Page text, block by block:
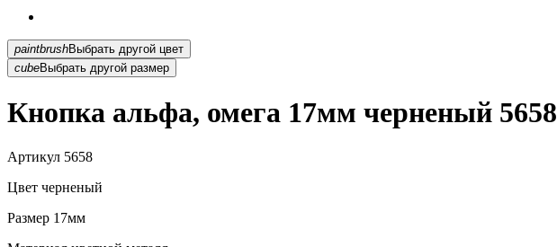
paintbrush
Выбрать другой цвет
cubeВыбрать другой размер
Кнопка альфа, омега 17мм черненый 5658
Артикул 5658
Цвет черненый
Размер 17мм